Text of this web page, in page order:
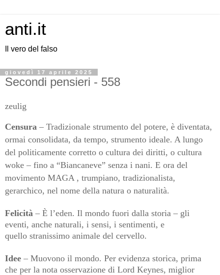
anti.it
Il vero del falso
giovedì 17 aprile 2025
Secondi pensieri - 558
zeulig
Censura – Tradizionale strumento del potere, è diventata,
ormai consolidata, da tempo, strumento ideale. A lungo
del politicamente corretto o cultura dei diritti, o cultura
woke – fino a “Biancaneve” senza i nani. E ora del
movimento MAGA , trumpiano, tradizionalista,
gerarchico, nel nome della natura o naturalità.
Felicità – È l’eden. Il mondo fuori dalla storia – gli
eventi, anche naturali, i sensi, i sentimenti, e
quello stranissimo animale del cervello.
Idee – Muovono il mondo. Per evidenza storica, prima
che per la nota osservazione di Lord Keynes, miglior